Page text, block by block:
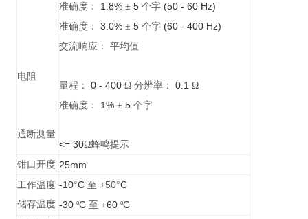
电阻
通断测量
准确度： 1.8% ± 5 个字(50 - 60 Hz)
准确度： 3.0% ± 5 个字(60 - 400 Hz)
交流响应： 平均值
量程： 0 - 400 Ω 分辨率： 0.1 Ω
准确度：
1% ± 5 个字
<= 30Ω蜂鸣提示
钳口开度 25mm
工作温度
储存温度
-10°C 至 +50°C
-30 ºC 至 +60 ºC